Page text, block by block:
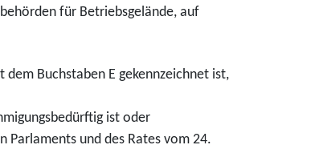
für Betriebsgelände, auf
dem Buchstaben E gekennzeichnet ist,
ist oder
Parlaments und des Rates vom 24.